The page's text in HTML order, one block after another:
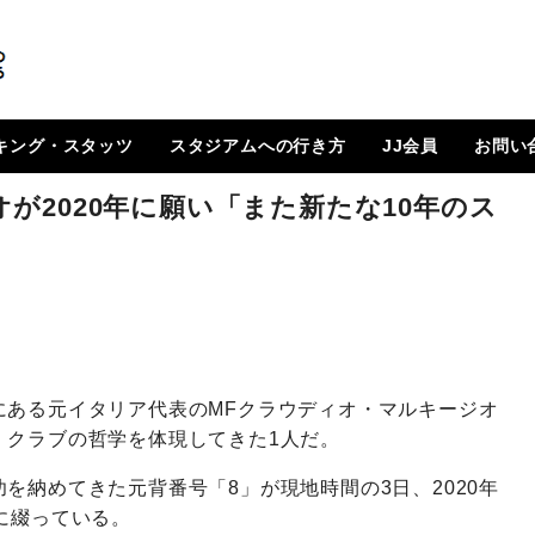
ング・スタッツ
位表
程一覧
ランキング
スタジアムへの行き方
はじめに
How To Go ?
JJ会員
JJ会員とは
ログイン
会員ページ
登録方法（図解）
お問い
2020年に願い「また新たな10年のス
る元イタリア代表のMFクラウディオ・マルキージオ
ラブの哲学を体現してきた1人だ。
納めてきた元背番号「8」が現地時間の3日、2020年
っている。